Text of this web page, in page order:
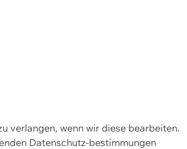
verlangen, wenn wir diese bearbeiten.
Datenschutz-bestimmungen